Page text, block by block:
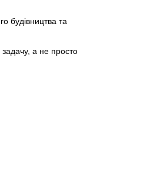
будівництва та
а не просто